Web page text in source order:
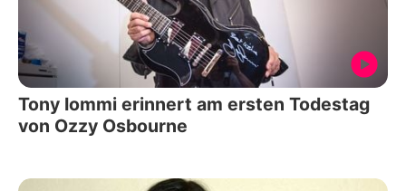
Tony Iommi erinnert am ersten Todestag
von Ozzy Osbourne